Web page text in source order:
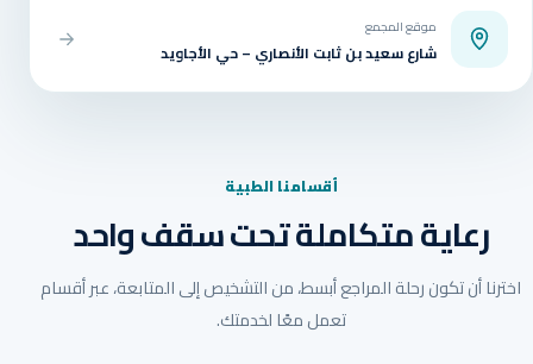
موقع المجمع
شارع سعيد بن ثابت الأنصاري – حي الأجاويد
أقسامنا الطبية
رعاية متكاملة تحت سقف واحد
اخترنا أن تكون رحلة المراجع أبسط، من التشخيص إلى المتابعة، عبر أقسام
تعمل معًا لخدمتك.